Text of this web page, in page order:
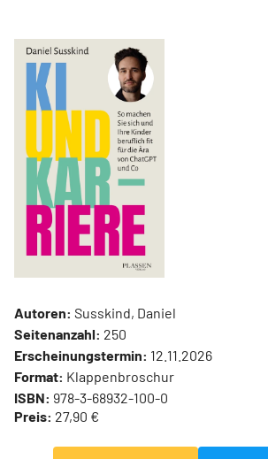
Autoren: Susskind, Daniel
Seitenanzahl: 250
Erscheinungstermin: 12.11.2026
Format: Klappenbroschur
ISBN: 978-3-68932-100-0
Preis: 27,90 €